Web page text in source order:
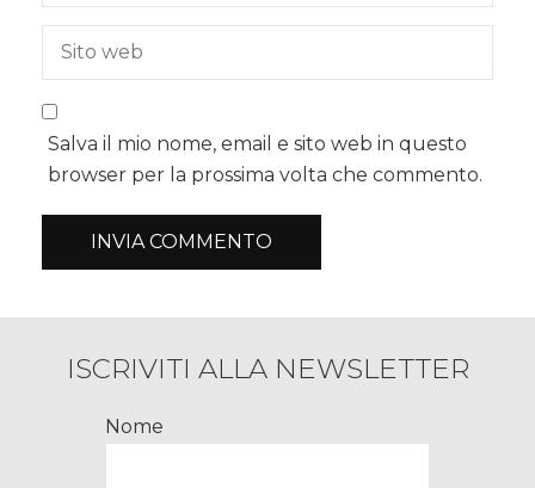
Salva il mio nome, email e sito web in questo
browser per la prossima volta che commento.
ISCRIVITI ALLA NEWSLETTER
Nome